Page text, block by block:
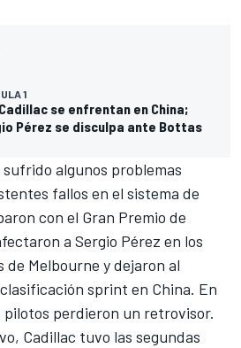
1
se enfrentan en China;
Pérez se disculpa ante Bottas
algunos problemas
fallos en el sistema de
con el Gran Premio de
a Sergio Pérez en los
Melbourne y dejaron al
sprint en China. En
perdieron un retrovisor.
Cadillac tuvo las segundas